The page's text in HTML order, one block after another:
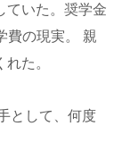
ていた。奨学金
費の現実。 親
た。
として、何度